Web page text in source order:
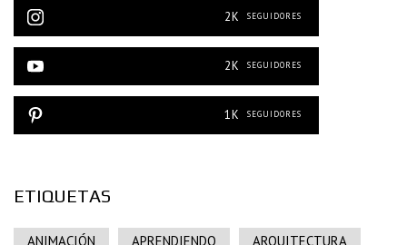
2K SEGUIDORES
2K SEGUIDORES
1K SEGUIDORES
ETIQUETAS
ANIMACIÓN APRENDIENDO ARQUITECTURA